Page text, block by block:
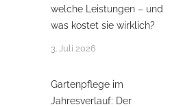
welche Leistungen – und
was kostet sie wirklich?
3. Juli 2026
Gartenpflege im
Jahresverlauf: Der